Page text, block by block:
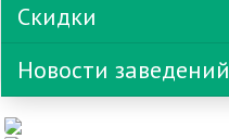
Скидки
Новости заведений